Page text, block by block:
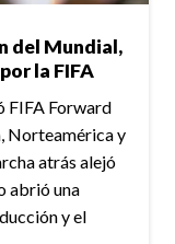
del Mundial,
la FIFA
FIFA Forward
Norteamérica y
atrás alejó
abrió una
y el